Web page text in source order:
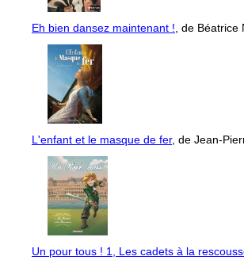
Eh bien dansez maintenant ! , de
L'enfant et le masque de fer, de Jean-
Un pour tous ! 1, Les cadets à la